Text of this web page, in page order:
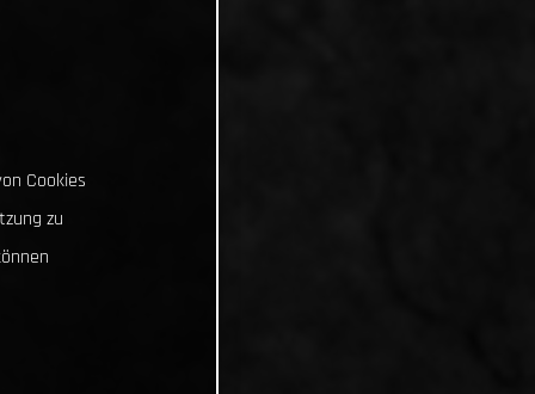
Cookies
zu